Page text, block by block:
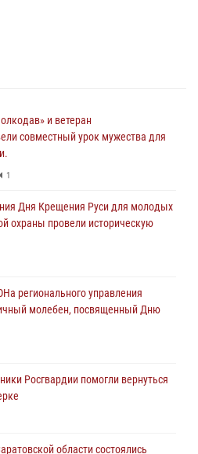
и ветеран
совместный урок мужества для
1
Дня Крещения Руси для молодых
охраны провели историческую
регионального управления
молебен, посвященный Дню
Росгвардии помогли вернуться
области состоялись